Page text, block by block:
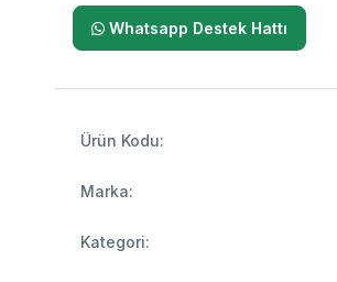
Whatsapp Destek Hattı
Ürün Kodu:
Marka:
Kategori: